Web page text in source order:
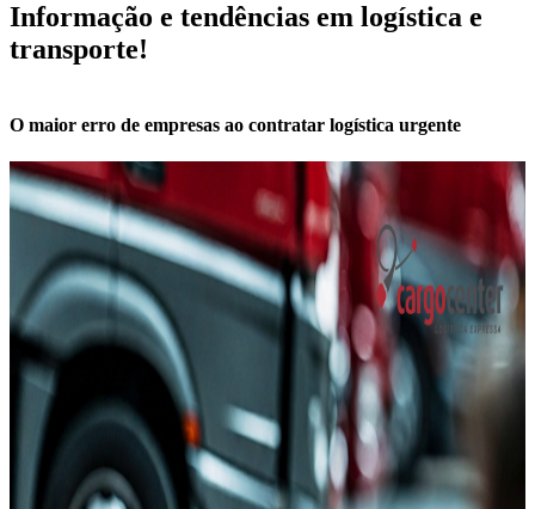
Informação e tendências em logística e
transporte!
O maior erro de empresas ao contratar logística urgente